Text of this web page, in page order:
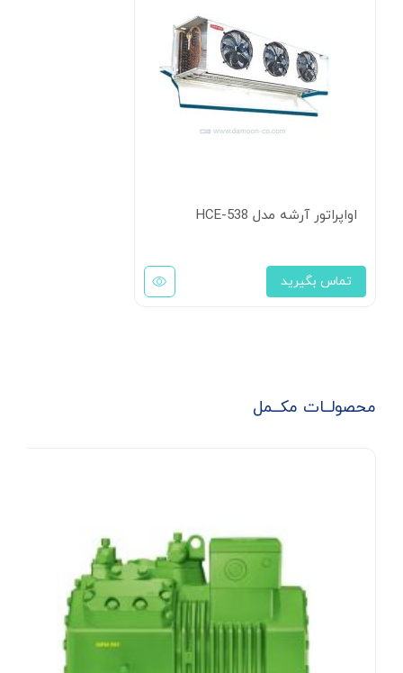
اواپراتور آرشه مدل HCE-538
تماس بگیرید
محصولــات مکــمل